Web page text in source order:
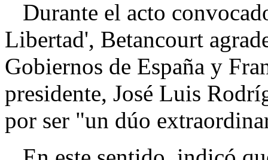
Durante el acto
Libertad', Betancourt
Gobiernos de España y
presidente, José Luis
por ser "un dúo